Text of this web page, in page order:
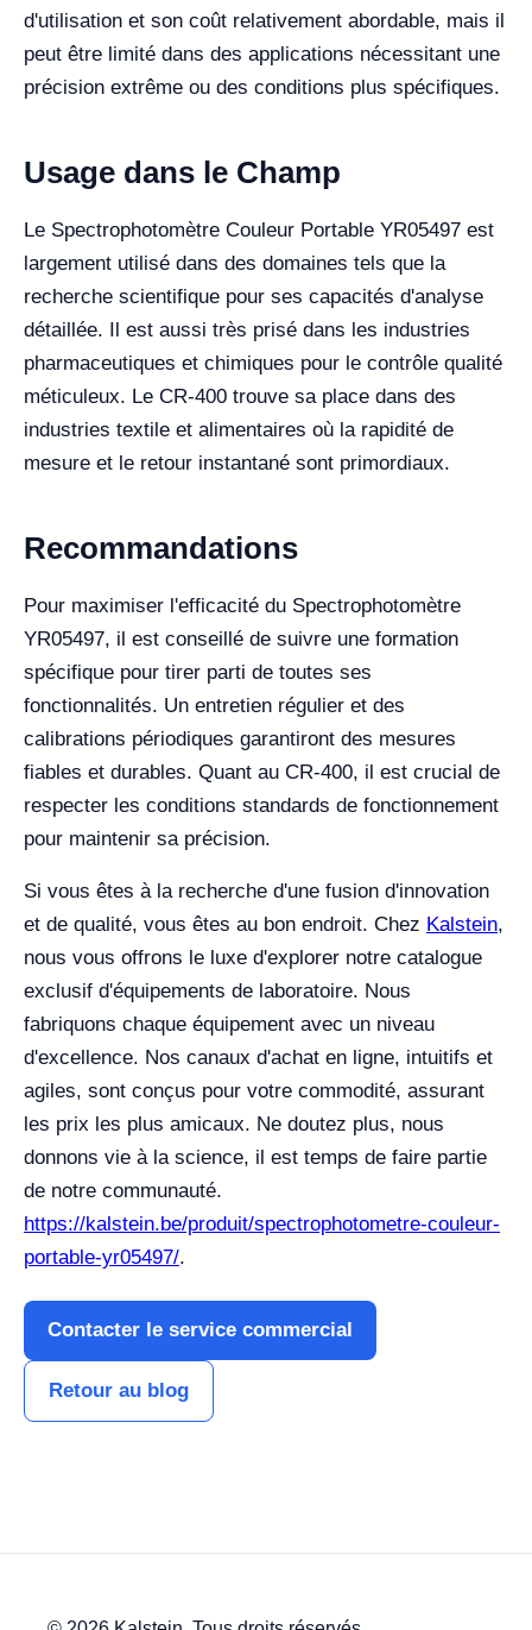
d'utilisation et son coût relativement abordable, mais il
peut être limité dans des applications nécessitant une
précision extrême ou des conditions plus spécifiques.
Usage dans le Champ
Le Spectrophotomètre Couleur Portable YR05497 est
largement utilisé dans des domaines tels que la
recherche scientifique pour ses capacités d'analyse
détaillée. Il est aussi très prisé dans les industries
pharmaceutiques et chimiques pour le contrôle qualité
méticuleux. Le CR-400 trouve sa place dans des
industries textile et alimentaires où la rapidité de
mesure et le retour instantané sont primordiaux.
Recommandations
Pour maximiser l'efficacité du Spectrophotomètre
YR05497, il est conseillé de suivre une formation
spécifique pour tirer parti de toutes ses
fonctionnalités. Un entretien régulier et des
calibrations périodiques garantiront des mesures
fiables et durables. Quant au CR-400, il est crucial de
respecter les conditions standards de fonctionnement
pour maintenir sa précision.
Si vous êtes à la recherche d'une fusion d'innovation
et de qualité, vous êtes au bon endroit. Chez Kalstein,
nous vous offrons le luxe d'explorer notre catalogue
exclusif d'équipements de laboratoire. Nous
fabriquons chaque équipement avec un niveau
d'excellence. Nos canaux d'achat en ligne, intuitifs et
agiles, sont conçus pour votre commodité, assurant
les prix les plus amicaux. Ne doutez plus, nous
donnons vie à la science, il est temps de faire partie
de notre communauté.
https://kalstein.be/produit/spectrophotometre-couleur-
portable-yr05497/.
Contacter le service commercial
Retour au blog